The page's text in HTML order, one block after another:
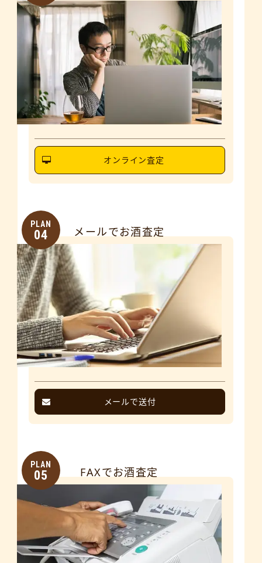
オンライン査定
PLAN
04 メールでお酒査定
メールで送付
PLAN
05 FAXでお酒査定